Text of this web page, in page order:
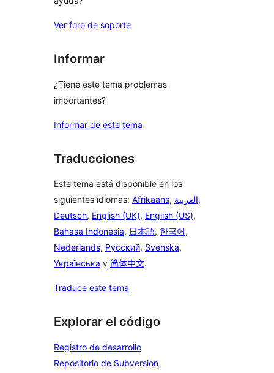
Ver foro de soporte
Informar
¿Tiene este tema problemas
importantes?
Informar de este tema
Traducciones
Este tema está disponible en los
siguientes idiomas: Afrikaans, العربية,
Deutsch, English (UK), English (US),
Bahasa Indonesia, 日本語, 한국어,
Nederlands, Русский, Svenska,
Українська y 简体中文.
Traduce este tema
Explorar el código
Registro de desarrollo
Repositorio de Subversion